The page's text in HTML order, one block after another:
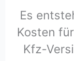
Es
Kosten
Kfz-